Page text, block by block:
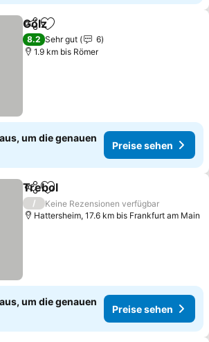
TeilenZu Favoriten hinzufügen
Gölz
8.2 Sehr gut
6
1.9 km bis Römer
um die genauen
Preise sehen
TeilenZu Favoriten hinzufügen
Trebol
/
Keine Rezensionen verfügbar
Hattersheim, 17.6 km bis Frankfurt am Main
um die genauen
Preise sehen